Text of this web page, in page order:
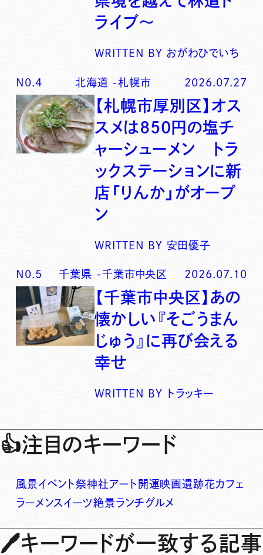
ライブ〜
WRITTEN BY おがわひでいち
N0. 4 北海道 -札幌市 2026.07.27
【札幌市厚別区】オス
スメは850円の塩チ
ャーシューメン トラ
ックステーションに新
店「りんか」がオープ
ン
WRITTEN BY 安田優子
N0. 5 千葉県 -千葉市中央区 2026.07.10
【千葉市中央区】あの
懐かしい『そごうまん
じゅう』に再び会える
幸せ
WRITTEN BY トラッキー
👍注目のキーワード
風景イベント祭神社アート 開運映画遺跡花カフェ
ラーメンスイーツ絶景ランチグルメ
🖊キーワードが一致する記事